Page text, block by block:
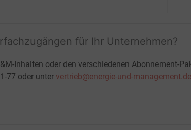
für Ihr Unternehmen?
Inhalten oder den verschiedenen Abonnement-
77 oder unter vertrieb@energie-und-management.de